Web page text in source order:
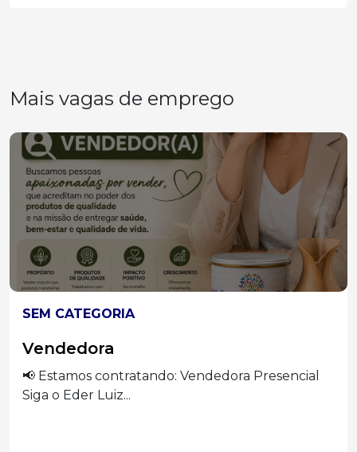
Mais vagas de emprego
SEM CATEGORIA
Vendedora
📢 Estamos contratando: Vendedora Presencial
Siga o Eder Luiz...